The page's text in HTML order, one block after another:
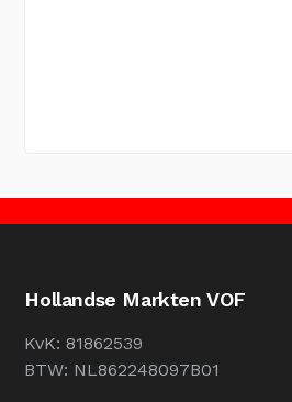
Hollandse Markten VOF
KvK: 81862539
BTW: NL862248097B01